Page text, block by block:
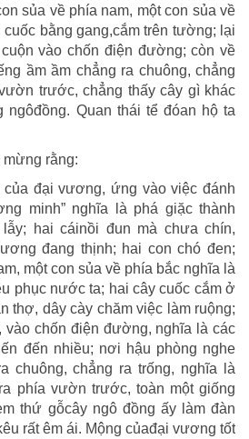
sủa về phía nam, một con sủa về
bằng gang,cắm trên tường; lại
vào chốn điện đường; còn về
ầm ầm chẳng ra chuông, chẳng
trước, chẳng thấy cây gì khác
ngôđồng. Quan thái tể đóan hộ ta
mừng rằng:
của đại vương, ứng vào việc đánh
minh” nghĩa là phá giặc thành
hai cáinồi đun mà chưa chín,
đang thịnh; hai con chó đen;
một con sủa về phía bắc nghĩa là
phục nước ta; hai cây cuốc cắm ở
thợ, dây cày chăm việc làm ruộng;
vào chốn điện đường, nghĩa là các
đến nhiều; nơi hậu phòng nghe
chuông, chẳng ra trống, nghĩa là
phía vườn trước, toàn một giống
thứ gỗcây ngô đồng ấy làm đàn
rất êm ái. Mộng củađại vương tốt